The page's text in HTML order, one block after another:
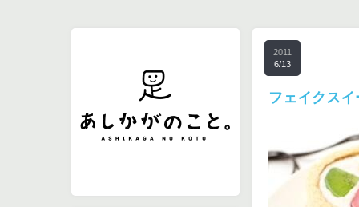
2011
6/13
フェイクスイ